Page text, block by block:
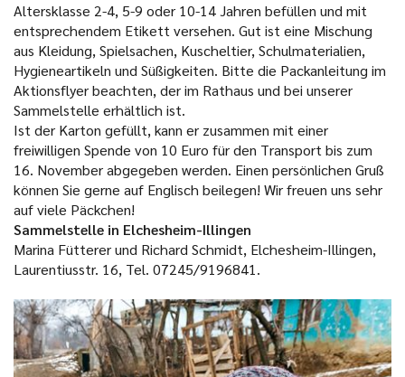
Altersklasse 2-4, 5-9 oder 10-14 Jahren befüllen und mit
entsprechendem Etikett versehen. Gut ist eine Mischung
aus Kleidung, Spielsachen, Kuscheltier, Schulmaterialien,
Hygieneartikeln und Süßigkeiten. Bitte die Packanleitung im
Aktionsflyer beachten, der im Rathaus und bei unserer
Sammelstelle erhältlich ist.
Ist der Karton gefüllt, kann er zusammen mit einer
freiwilligen Spende von 10 Euro für den Transport bis zum
16. November abgegeben werden. Einen persönlichen Gruß
können Sie gerne auf Englisch beilegen! Wir freuen uns sehr
auf viele Päckchen!
Sammelstelle in Elchesheim-Illingen
Marina Fütterer und Richard Schmidt, Elchesheim-Illingen,
Laurentiusstr. 16, Tel. 07245/9196841.